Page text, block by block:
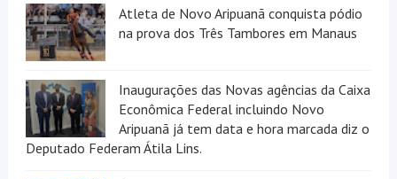
Atleta de Novo Aripuanã conquista pódio
na prova dos Três Tambores em Manaus
Inaugurações das Novas agências da Caixa
Econômica Federal incluindo Novo
Aripuanã já tem data e hora marcada diz o
Deputado Federam Átila Lins.